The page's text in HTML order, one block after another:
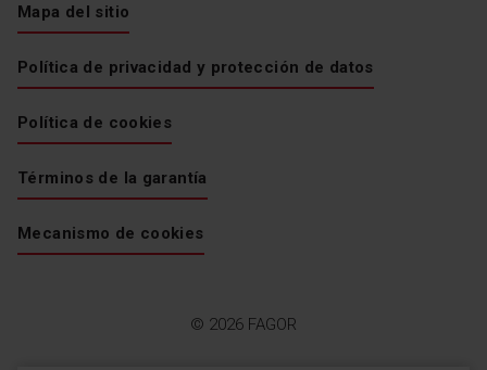
© 2026 FAGOR
Mapa del sitio
Política de privacidad y protección de datos
Política de cookies
Términos de la garantía
Mecanismo de cookies